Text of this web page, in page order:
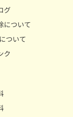
グ
について
ついて
ク